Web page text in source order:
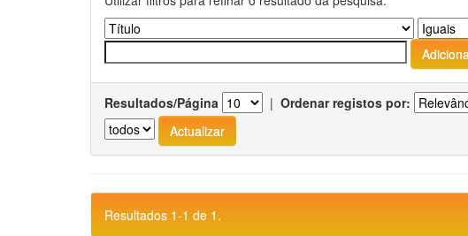
Resultados/Página | Ordenar registos por:
Resultados 1-1 de 1.